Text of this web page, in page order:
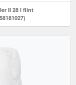
II 28 l flint